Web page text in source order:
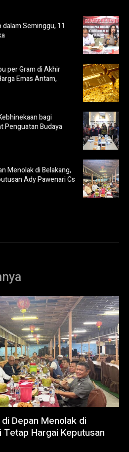
dalam Seminggu, 11
per Gram di Akhir
Emas Antam,
bagi
Penguatan Budaya
Menolak di Belakang,
Ady Pawenari Cs
Depan Menolak di
Tetap Hargai Keputusan